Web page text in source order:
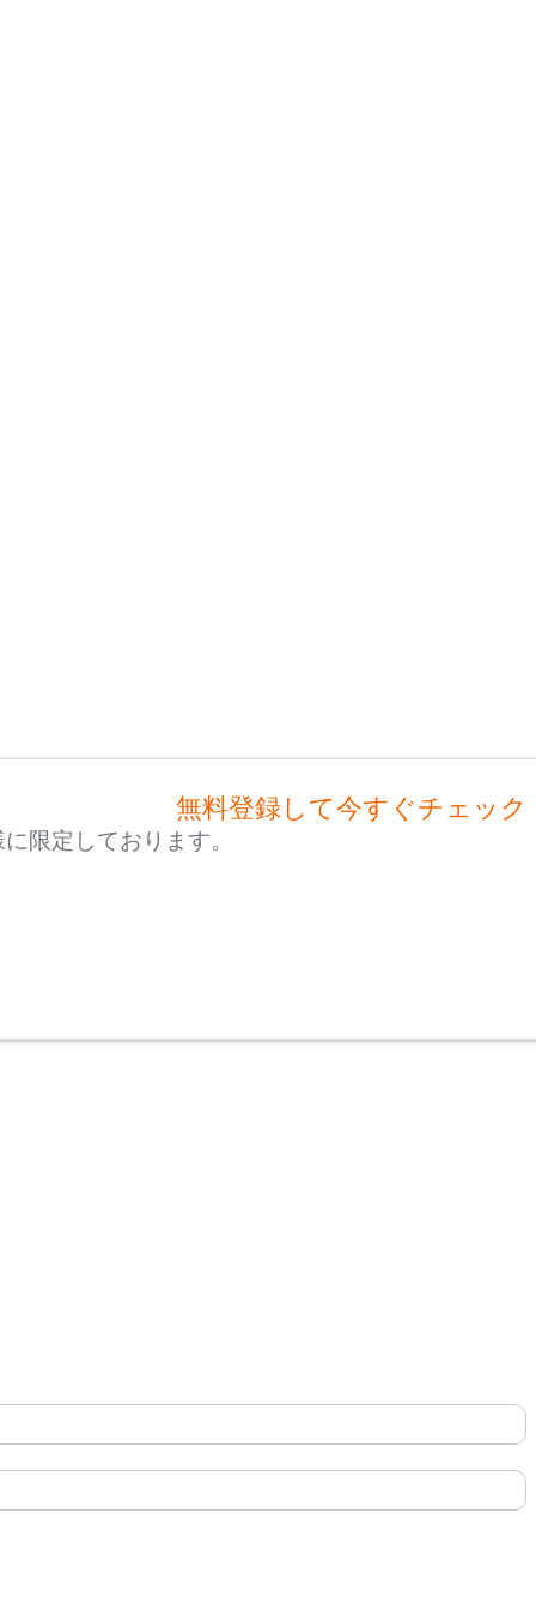
無料登録して今すぐチェック
限定しております。